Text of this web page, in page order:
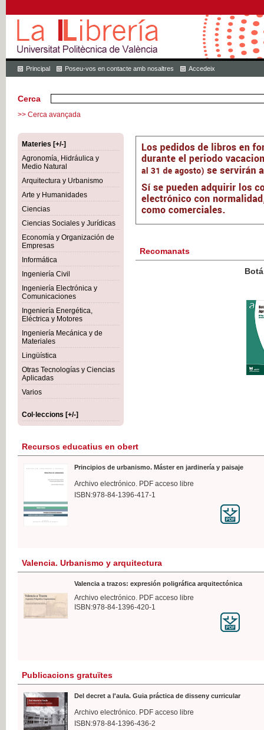
Principal Poseu-vos en contacte amb nosaltres Accedeix
Cerca
>> Cerca avançada
Materies [+/-]
Agronomía, Hidráulica y
Medio Natural
Arquitectura y Urbanismo
Arte y Humanidades
Ciencias
Ciencias Sociales y Jurídicas
Economía y Organización de
Empresas
Informática
Ingeniería Civil
Ingeniería Electrónica y
Comunicaciones
Ingeniería Energética,
Eléctrica y Motores
Ingeniería Mecánica y de
Materiales
Lingüística
Otras Tecnologías y Ciencias
Aplicadas
Varios
Col·leccions [+/-]
Recomanats
IVA
Recursos educatius en obert
Principios de urbanismo. Máster en jardinería y paisaje
Archivo electrónico. PDF acceso libre
ISBN:978-84-1396-417-1
Valencia. Urbanismo y arquitectura
Valencia a trazos: expresión poligráfica arquitectónica
Archivo electrónico. PDF acceso libre
ISBN:978-84-1396-420-1
Publicacions gratuïtes
Del decret a l'aula. Guia práctica de disseny curricular
Archivo electrónico. PDF acceso libre
ISBN:978-84-1396-436-2